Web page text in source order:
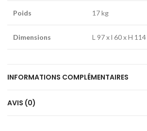
Poids 17 kg
Dimensions L 97 x l 60 x H 114
INFORMATIONS COMPLÉMENTAIRES
AVIS (0)